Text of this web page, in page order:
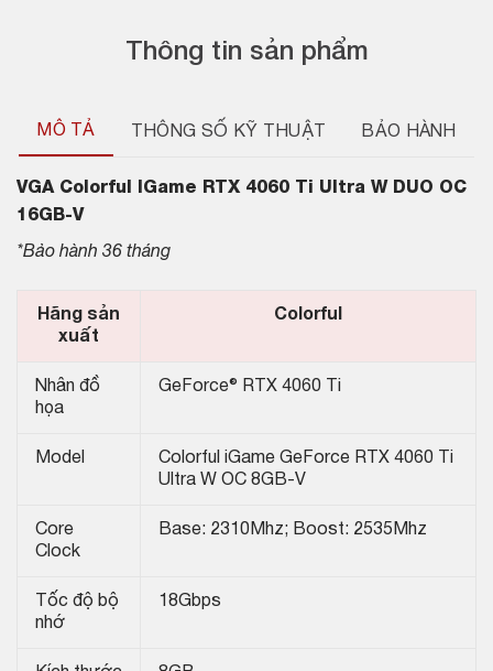
Thông tin sản phẩm
MÔ TẢ THÔNG SỐ KỸ THUẬT BẢO HÀNH
VGA Colorful IGame RTX 4060 Ti Ultra W DUO OC
16GB-V
*Bảo hành 36 tháng
Hãng sản
xuất
Colorful
Nhân đồ
họa
GeForce® RTX 4060 Ti
Model
Colorful iGame GeForce RTX 4060 Ti
Ultra W OC 8GB-V
Core
Clock
Base: 2310Mhz; Boost: 2535Mhz
Tốc độ bộ
nhớ
18Gbps